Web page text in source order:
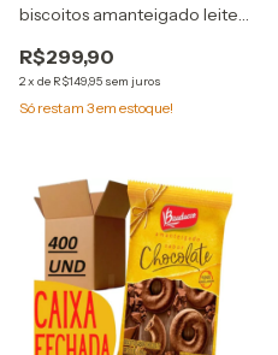
biscoitos amanteigado leite
sache 11,8g
R$299,90
2x de R$149,95 sem juros
Só restam 3em estoque!